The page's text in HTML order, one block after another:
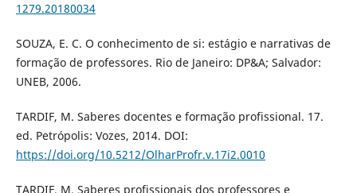
1279.20180034
SOUZA, E. C. O conhecimento de si: estágio e narrativas de
formação de professores. Rio de Janeiro: DP&A; Salvador:
UNEB, 2006.
TARDIF, M. Saberes docentes e formação profissional. 17.
ed. Petrópolis: Vozes, 2014. DOI:
https://doi.org/10.5212/OlharProfr.v.17i2.0010
TARDIF, M. Saberes profissionais dos professores e